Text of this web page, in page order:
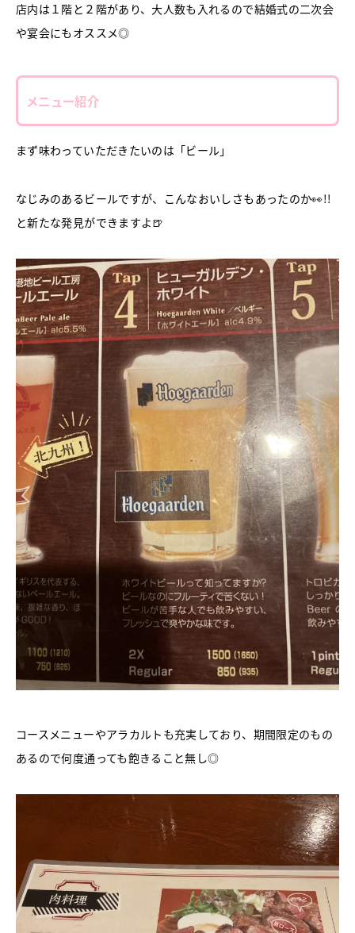
店内は１階と２階があり、大人数も入れるので結婚式の二次会
や宴会にもオススメ◎
メニュー紹介
まず味わっていただきたいのは「ビール」
なじみのあるビールですが、こんなおいしさもあったのか👀!!
と新たな発見ができますよ🍺
コースメニューやアラカルトも充実しており、期間限定のもの
あるので何度通っても飽きること無し◎